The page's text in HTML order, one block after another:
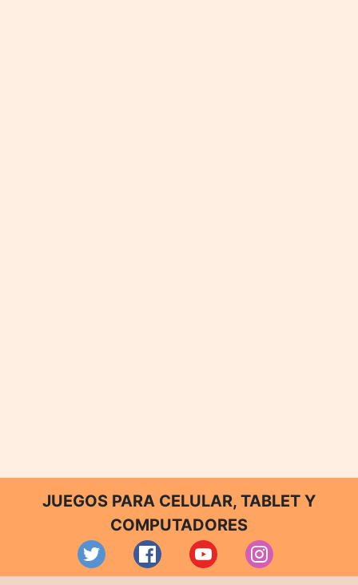
JUEGOS PARA CELULAR, TABLET Y
COMPUTADORES